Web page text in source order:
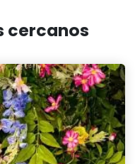
cercanos